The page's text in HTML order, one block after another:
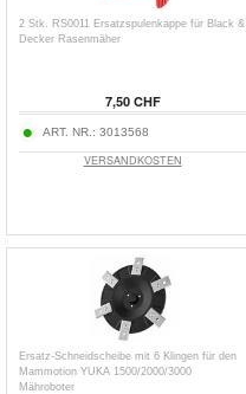
2 Stk. RS0011 Ersatzspulenkappe für Black &
Decker Rasenmäher
7,50 CHF
ART. NR.: 3013568
VERSANDKOSTEN
Ersatz-Schneidscheibe mit 6 Klingen für den
Mammotion YUKA 1500/2000/3000
Mähroboter